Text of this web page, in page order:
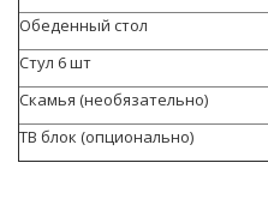
Обеденный стол
Стул 6 шт
Скамья (необязательно)
ТВ блок (опционально)